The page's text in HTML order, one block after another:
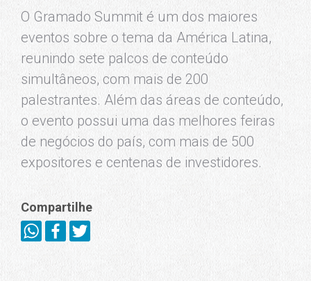
O Gramado Summit é um dos maiores
eventos sobre o tema da América Latina,
reunindo sete palcos de conteúdo
simultâneos, com mais de 200
palestrantes. Além das áreas de conteúdo,
o evento possui uma das melhores feiras
de negócios do país, com mais de 500
expositores e centenas de investidores.
Compartilhe